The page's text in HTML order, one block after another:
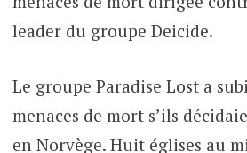
leader du groupe Deicide.
Le groupe Paradise Lost a
menaces de mort s’ils
en Norvège. Huit églises au